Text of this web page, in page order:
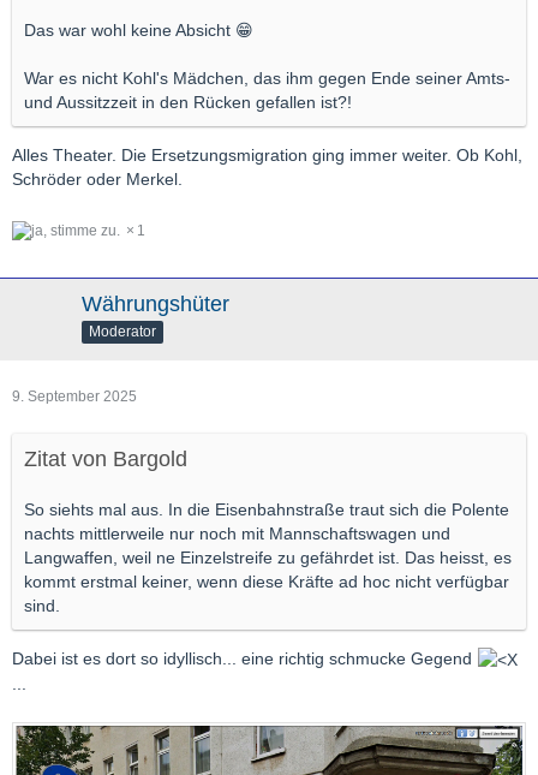
Das war wohl keine Absicht 😁
War es nicht Kohl's Mädchen, das ihm gegen Ende seiner Amts-
und Aussitzzeit in den Rücken gefallen ist?!
Alles Theater. Die Ersetzungsmigration ging immer weiter. Ob Kohl,
Schröder oder Merkel.
1
Währungshüter
Moderator
9. September 2025
Zitat von Bargold
So siehts mal aus. In die Eisenbahnstraße traut sich die Polente
nachts mittlerweile nur noch mit Mannschaftswagen und
Langwaffen, weil ne Einzelstreife zu gefährdet ist. Das heisst, es
kommt erstmal keiner, wenn diese Kräfte ad hoc nicht verfügbar
sind.
Dabei ist es dort so idyllisch... eine richtig schmucke Gegend
...